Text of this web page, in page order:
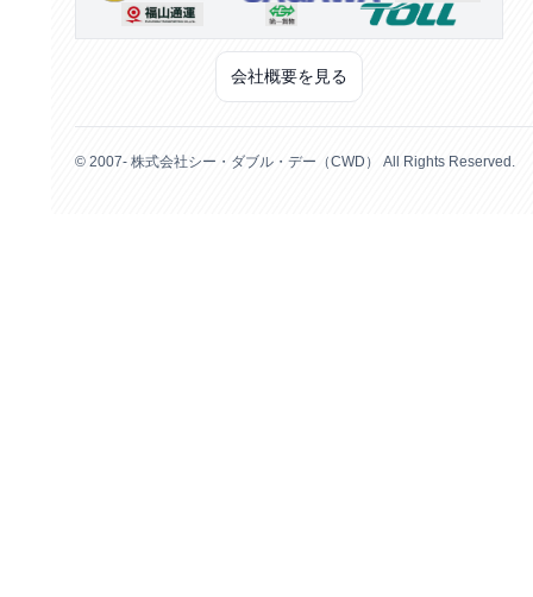
会社概要を見る
© 2007- 株式会社シー・ダブル・デー（CWD） All Rights Reserved.